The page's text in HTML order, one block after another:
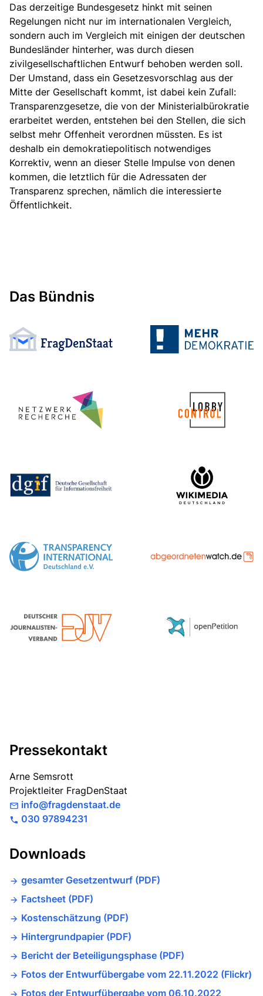
Das derzeitige Bundesgesetz hinkt mit seinen
Regelungen nicht nur im internationalen Vergleich,
sondern auch im Vergleich mit einigen der deutschen
Bundesländer hinterher, was durch diesen
zivilgesellschaftlichen Entwurf behoben werden soll.
Der Umstand, dass ein Gesetzesvorschlag aus der
Mitte der Gesellschaft kommt, ist dabei kein Zufall:
Transparenzgesetze, die von der Ministerialbürokratie
erarbeitet werden, entstehen bei den Stellen, die sich
selbst mehr Offenheit verordnen müssten. Es ist
deshalb ein demokratiepolitisch notwendiges
Korrektiv, wenn an dieser Stelle Impulse von denen
kommen, die letztlich für die Adressaten der
Transparenz sprechen, nämlich die interessierte
Öffentlichkeit.
Das Bündnis
Pressekontakt
Arne Semsrott
Projektleiter FragDenStaat
info@fragdenstaat.de
030 97894231
Downloads
gesamter Gesetzentwurf (PDF)
Factsheet (PDF)
Kostenschätzung (PDF)
Hintergrundpapier (PDF)
Bericht der Beteiligungsphase (PDF)
Fotos der Entwurfübergabe vom 22.11.2022 (Flickr)
Fotos der Entwurfübergabe vom 06.10.2022